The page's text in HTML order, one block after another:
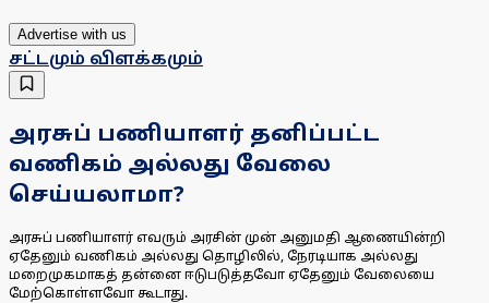
Advertise with us
சட்டமும் விளக்கமும்
அரசுப் பணியாளர் தனிப்பட்ட
வணிகம் அல்லது வேலை
செய்யலாமா?
அரசுப் பணியாளர் எவரும் அரசின் முன் அனுமதி ஆணையின்றி
ஏதேனும் வணிகம் அல்லது தொழிலில், நேரடியாக அல்லது
மறைமுகமாகத் தன்னை ஈடுபடுத்தவோ ஏதேனும் வேலையை
மேற்கொள்ளவோ கூடாது.